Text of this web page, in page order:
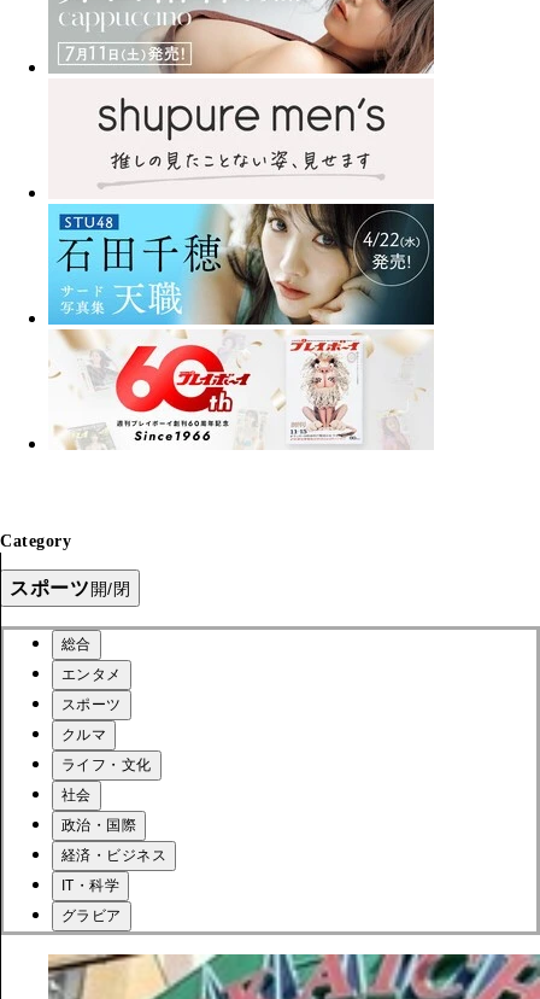
Category
スポーツ開/閉
総合
エンタメ
スポーツ
クルマ
ライフ・文化
社会
政治・国際
経済・ビジネス
IT・科学
グラビア